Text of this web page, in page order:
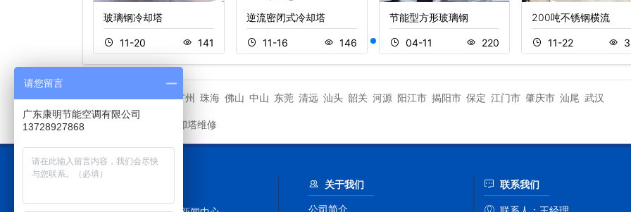
玻璃钢冷却塔
11-20 141
逆流密闭式冷却塔
11-16 146
节能型方形玻璃钢
04-11 220
200吨不锈钢横流
11-22
城市分站 江门 广州 珠海 佛山 中山 东莞 清远 汕头 韶关 河源 阳江市 揭阳市 保定 江门市 肇庆市 汕尾 武汉
康明冷却塔维修
关于我们
公司简介
联系我们
请您留言
广东康明节能空调有限公司
13728927868